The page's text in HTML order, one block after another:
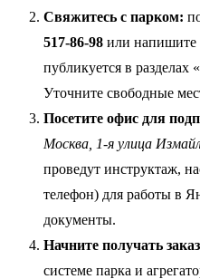
Свяжитесь с парком:
517-86-98 или напишите
публикуется в разделах
Уточните свободные
Посетите офис для
Москва, 1-я улица
проведут инструктаж,
телефон) для работы в
документы.
Начните получать
системе парка и